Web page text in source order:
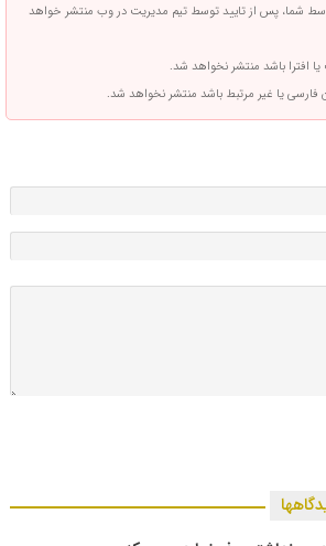
شما، پس از تایید توسط تیم مدیریت در وب منتشر خواهد
افترا باشد منتشر نخواهد شد.
فارسی یا غیر مرتبط باشد منتشر نخواهد شد.